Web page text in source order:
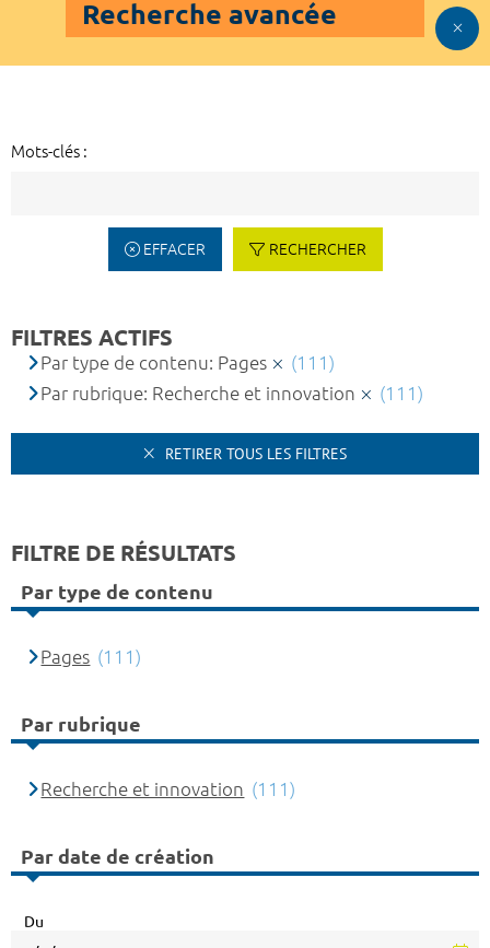
Recherche avancée
Mots-clés :
EFFACER RECHERCHER
FILTRES ACTIFS
Par type de contenu: Pages
(111)
Par rubrique: Recherche et innovation
(111)
RETIRER TOUS LES FILTRES
FILTRE DE RÉSULTATS
Par type de contenu
Pages (111)
Par rubrique
Recherche et innovation (111)
Par date de création
Du